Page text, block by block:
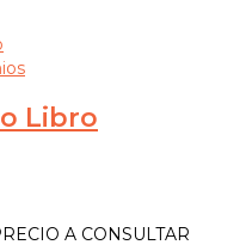
Libro
A CONSULTAR